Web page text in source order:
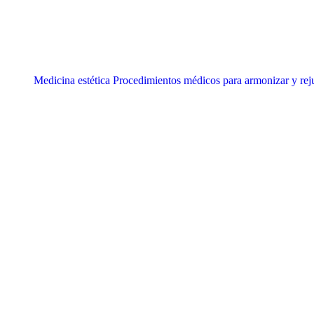
Medicina estética Procedimientos médicos para armonizar y